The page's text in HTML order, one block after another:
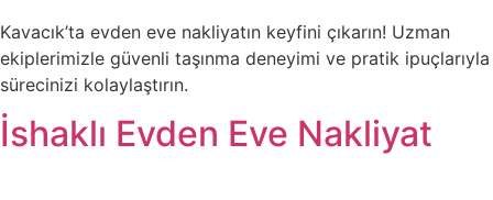
Kavacık’ta evden eve nakliyatın keyfini çıkarın! Uzman
ekiplerimizle güvenli taşınma deneyimi ve pratik ipuçlarıyla
sürecinizi kolaylaştırın.
İshaklı Evden Eve Nakliyat